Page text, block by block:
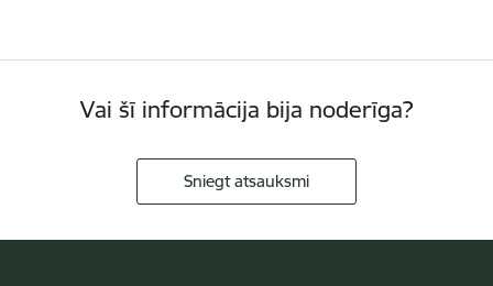
Vai šī informācija bija noderīga?
Sniegt atsauksmi